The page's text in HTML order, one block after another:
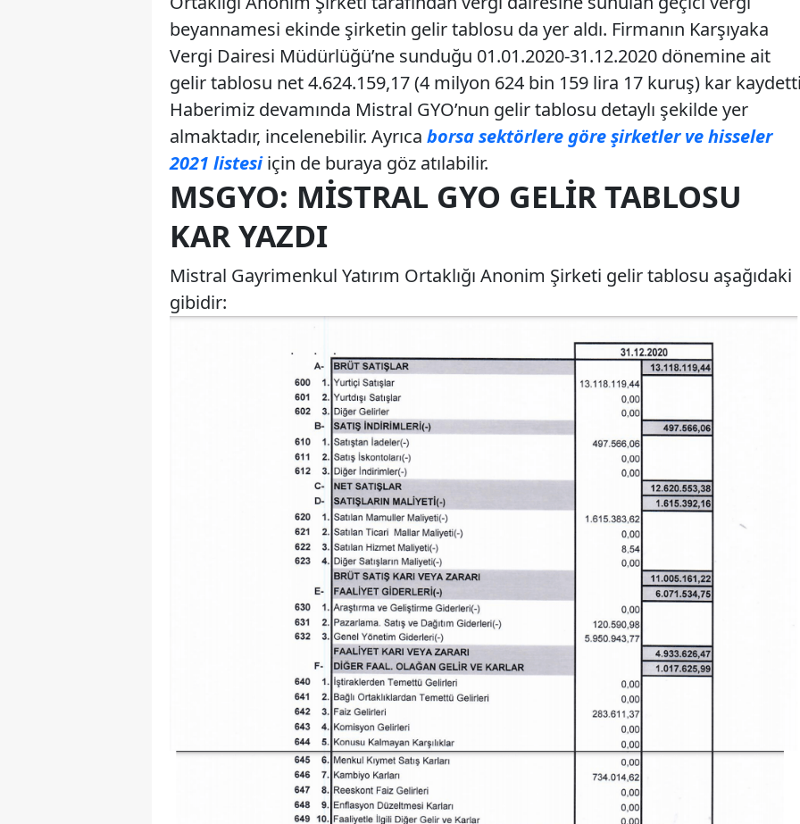
beyannamesi ekinde şirketin gelir tablosu da yer aldı. Firmanın Karşıyaka
Vergi Dairesi Müdürlüğü’ne sunduğu 01.01.2020-31.12.2020 dönemine ait
gelir tablosu net 4.624.159,17 (4 milyon 624 bin 159 lira 17 kuruş) kar
Haberimiz devamında Mistral GYO’nun gelir tablosu detaylı şekilde yer
almaktadır, incelenebilir. Ayrıca borsa sektörlere göre şirketler ve hisseler
2021 listesiiçin de buraya göz atılabilir.
MSGYO: MISTRAL GYO GELIR TABLOSU
KAR YAZDI
Mistral Gayrimenkul Yatırım Ortaklığı Anonim Şirketi gelir tablosu aşağıdaki
gibidir: